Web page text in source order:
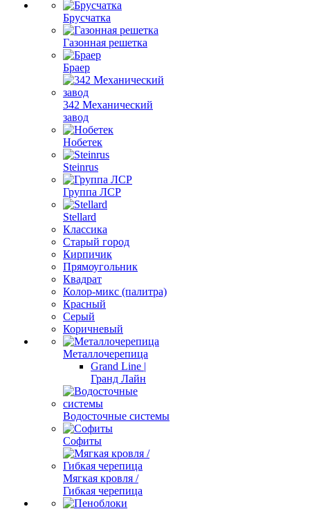
Брусчатка
Газонная решетка
Браер
342 Механический
завод
Нобетек
Steinrus
Группа ЛСР
Stellard
Классика
Старый город
Кирпичик
Прямоугольник
Квадрат
Колор-микс (палитра)
Красный
Серый
Коричневый
Металлочерепица
Grand Line |
Гранд Лайн
Водосточные системы
Софиты
Мягкая кровля /
Гибкая черепица